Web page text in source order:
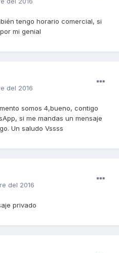
tengo horario comercial, si
mi genial
del 2016
somos 4,bueno, contigo
si me mandas un mensaje
Un saludo Vssss
del 2016
privado